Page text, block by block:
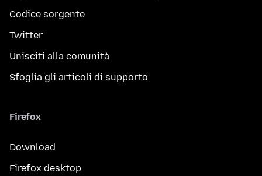
Codice sorgente
Twitter
Unisciti alla comunità
Sfoglia gli articoli di supporto
Firefox
Download
Firefox desktop